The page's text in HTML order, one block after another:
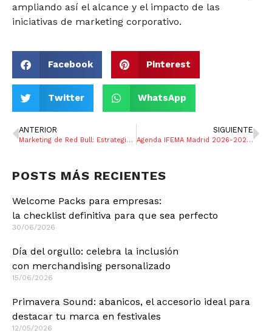
ampliando así el alcance y el impacto de las
iniciativas de marketing corporativo.
Facebook Pinterest
Twitter WhatsApp
ANTERIOR
Marketing de Red Bull: Estrategias que marcan la diferencia
SIGUIENTE
Agenda IFEMA Madrid 2026-2027: ferias clave por sector (y qué merchandising llevar)
POSTS MÁS RECIENTES
Welcome Packs para empresas:
la checklist definitiva para que sea perfecto
30/06/2026
Día del orgullo: celebra la inclusión
con merchandising personalizado
15/06/2026
Primavera Sound: abanicos, el accesorio ideal para
destacar tu marca en festivales
12/05/2026